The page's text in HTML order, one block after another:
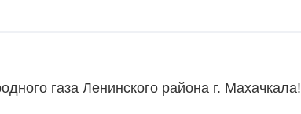
газа Ленинского района г. Махачкала!